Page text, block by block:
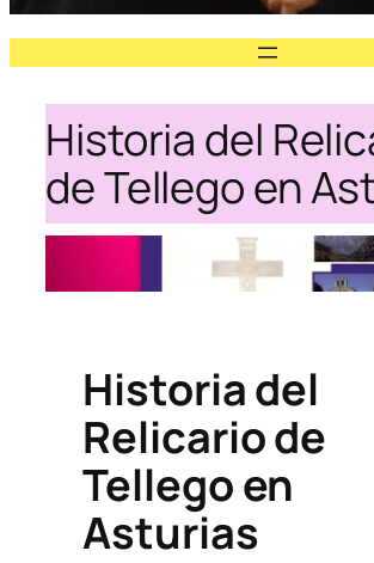
Historia del
de Tellego en
Historia del
Relicario de
Tellego en
Asturias